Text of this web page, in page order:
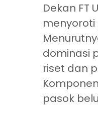
Dekan FT
dominasi
riset dan
pasok